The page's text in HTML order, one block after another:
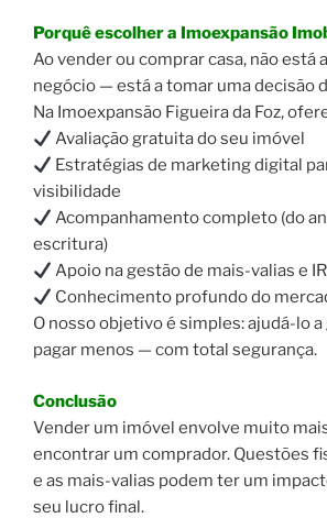
Porquê escolher a Imoexpansão
Ao vender ou comprar casa, não está
negócio — está a tomar uma decisão
Na Imoexpansão Figueira da Foz,
Avaliação gratuita do seu imóvel
Estratégias de marketing digital
visibilidade
Acompanhamento completo (do
escritura)
Apoio na gestão de mais-valias e
Conhecimento profundo do
O nosso objetivo é simples: ajudá-lo a
pagar menos — com total segurança.
Conclusão
Vender um imóvel envolve muito
encontrar um comprador. Questões
e as mais-valias podem ter um
seu lucro final.